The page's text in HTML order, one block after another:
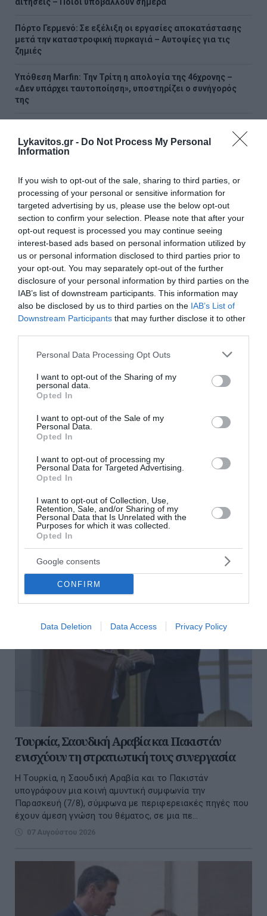
Lykavitos.gr - Do Not Process My Personal
Information
If you wish to opt-out of the sale, sharing to third parties, or
processing of your personal or sensitive information for
targeted advertising by us, please use the below opt-out
section to confirm your selection. Please note that after your
opt-out request is processed you may continue seeing
interest-based ads based on personal information utilized by
us or personal information disclosed to third parties prior to
your opt-out. You may separately opt-out of the further
disclosure of your personal information by third parties on the
IAB’s list of downstream participants. This information may
also be disclosed by us to third parties on the IAB’s List of
Downstream Participants that may further disclose it to other
Please note that this website/app uses one or more Google
not limited to your visit or usage behaviour. You may click to
grant or deny consent to Google and its third-party tags to
use your data for below specified purposes in below Google
consent section.
Personal Data Processing Opt Outs
I want to opt-out of the Sharing of my
personal data.
Opted In
I want to opt-out of the Sale of my
Personal Data.
Opted In
I want to opt-out of processing my
Personal Data for Targeted Advertising.
Opted In
I want to opt-out of Collection, Use,
Retention, Sale, and/or Sharing of my
Personal Data that Is Unrelated with the
Purposes for which it was collected.
Opted In
Google consents
CONFIRM
Data Deletion Data Access Privacy Policy
Πόρτο Γερμενό: Σε εξέλιξη οι εργασίες αποκατάστασης
μετά την καταστροφική πυρκαγιά – Αυτοψίες για τις
ζημιές
Υπόθεση Marfin: Την Τρίτη η απολογία της 46χρονης –
«Δεν υπάρχει ταυτοποίηση», υποστηρίζει ο συνήγορός
της
αναδασωτέες περιοχές της Αττικής – Καμία ανοχή»
ΟΛΕΣ ΟΙ ΕΙΔΗΣΕΙΣ →
διαβάστε ακόμη
Greek Mafia: Συνελήφθη στη Γερμανία
βασικός εκτελεστής της ομάδας του «Έντικ»
Στη Γερμανία συνελήφθη 31χρονος φερόμενος ως
«Έντικ», που κατηγορείται για δολοφονίες και άλλες
εγκληματικές πράξεις.
07 Αυγούστου 2026
Τουρκία, Σαουδική Αραβία και Πακιστάν
ενισχύουν τη στρατιωτική τους συνεργασία
Η Τουρκία, η Σαουδική Αραβία και το Πακιστάν
υπογράφουν μια κοινή αμυντική συμφωνία την
Παρασκευή (7/8), σύμφωνα με περιφερειακές πηγές που
έχουν άμεση γνώση του θέματος, σε μια πε...
07 Αυγούστου 2026